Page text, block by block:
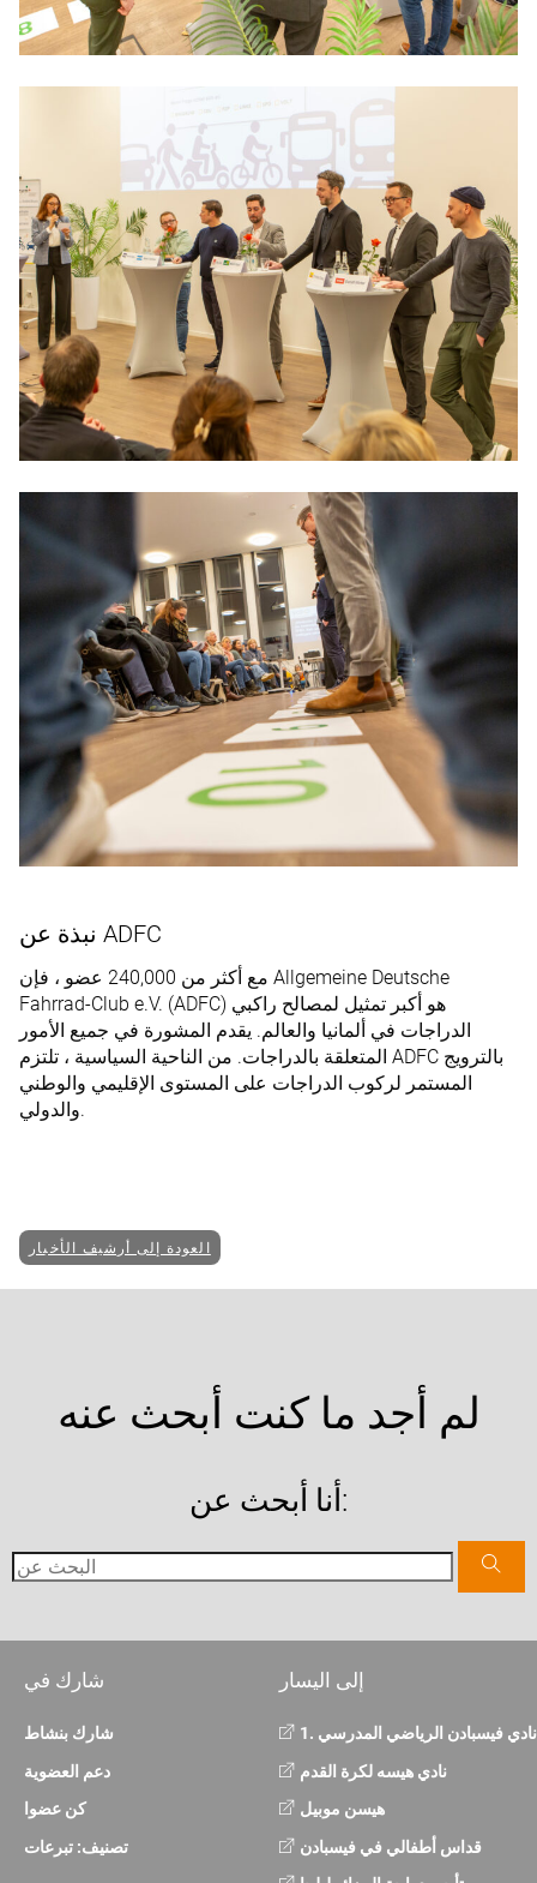
نبذة عن ADFC
مع أكثر من 240,000 عضو ، فإن Allgemeine Deutsche
Fahrrad-Club e.V. (ADFC) هو أكبر تمثيل لمصالح راكبي
الدراجات في ألمانيا والعالم. يقدم المشورة في جميع الأمور
المتعلقة بالدراجات. من الناحية السياسية ، تلتزم ADFC بالترويج
المستمر لركوب الدراجات على المستوى الإقليمي والوطني
والدولي.
العودة إلى أرشيف الأخبار
لم أجد ما كنت أبحث عنه
أنا أبحث عن:
إلى اليسار
1. نادي فيسبادن الرياضي المدرسي
نادي هيسه لكرة القدم
هيسن موبيل
قداس أطفالي في فيسبادن
شارك في
شارك بنشاط
دعم العضوية
كن عضوا
تصنيف: تبرعات